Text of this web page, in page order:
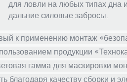
для ловли на любых типах дна
дальние силовые забросы.
к применению монтаж
продукции
гамма для маскировки
благодаря качеству сборки и